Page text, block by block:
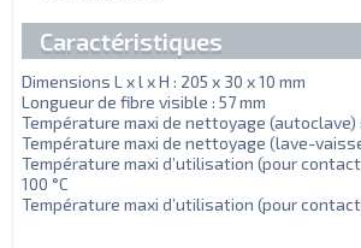
Caractéristiques
Dimensions L x l x H : 205 x 30 x 10 mm
Longueur de fibre visible : 57 mm
Température maxi de nettoyage (autoclave) :
Température maxi de nettoyage (lave-
Température maxi d’utilisation (pour
100 °C
Température maxi d’utilisation (pour contact